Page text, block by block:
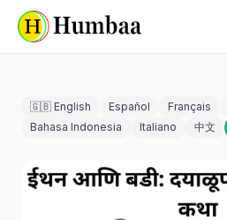
🇬🇧 English Español Français
Bahasa Indonesia
Italiano 中文